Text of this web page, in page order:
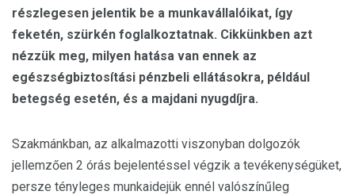
részlegesen jelentik be a munkavállalóikat, így
feketén, szürkén foglalkoztatnak. Cikkünkben azt
nézzük meg, milyen hatása van ennek az
egészségbiztosítási pénzbeli ellátásokra, például
betegség esetén, és a majdani nyugdíjra.
Szakmánkban, az alkalmazotti viszonyban dolgozók
jellemzően 2 órás bejelentéssel végzik a tevékenységüket,
persze tényleges munkaidejük ennél valószínűleg